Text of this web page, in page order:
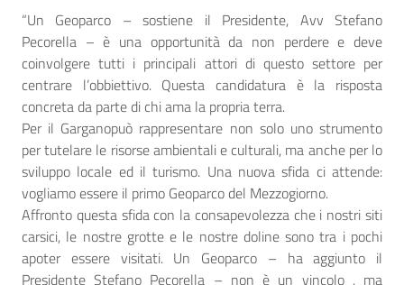
“Un Geoparco – sostiene il Presidente, Avv Stefano
Pecorella – è una opportunità da non perdere e deve
coinvolgere tutti i principali attori di questo settore per
centrare l’obbiettivo. Questa candidatura è la risposta
concreta da parte di chi ama la propria terra.
Per il Garganopuò rappresentare non solo uno strumento
per tutelare le risorse ambientali e culturali, ma anche per lo
sviluppo locale ed il turismo. Una nuova sfida ci attende:
vogliamo essere il primo Geoparco del Mezzogiorno.
Affronto questa sfida con la consapevolezza che i nostri siti
carsici, le nostre grotte e le nostre doline sono tra i pochi
apoter essere visitati. Un Geoparco – ha aggiunto il
Presidente Stefano Pecorella – non è un vincolo , ma